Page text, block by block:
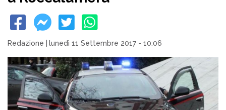
Redazione lunedì 11 Settembre 2017 - 10:06